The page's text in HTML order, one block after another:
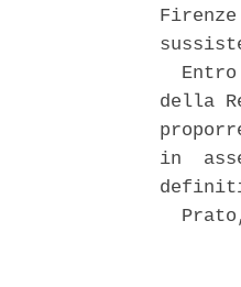
della
in